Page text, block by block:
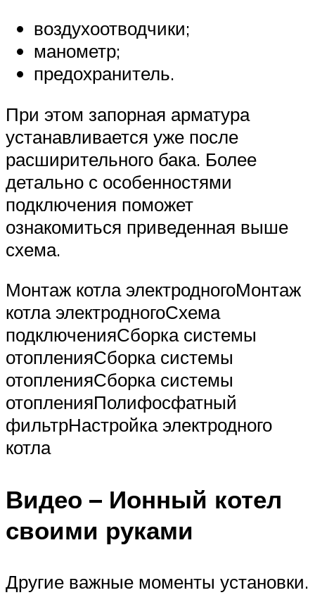
воздухоотводчики;
манометр;
предохранитель.
При этом запорная арматура
устанавливается уже после
расширительного бака. Более
детально с особенностями
подключения поможет
ознакомиться приведенная выше
схема.
Монтаж котла электродногоМонтаж
котла электродногоСхема
подключенияСборка системы
отопленияСборка системы
отопленияСборка системы
отопленияПолифосфатный
фильтрНастройка электродного
котла
Видео – Ионный котел
своими руками
Другие важные моменты установки.